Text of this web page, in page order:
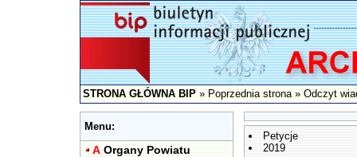
STRONA GŁÓWNA BIP»Poprzednia strona» Odczyt
Menu:
A Organy Powiatu
Petycje
2019